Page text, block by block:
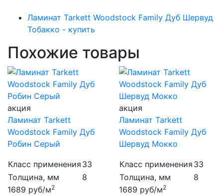
Ламинат Tarkett Woodstock Family Дуб Шервуд
Тобакко - купить
Похожие товары
акция
Ламинат Tarkett
Woodstock Family Дуб
Робин Серый
Класс применения 33
Толщина, мм
8
1689 руб/м2
акция
Ламинат Tarkett
Woodstock Family Дуб
Шервуд Мокко
Класс применения 33
Толщина, мм
8
1689 руб/м2